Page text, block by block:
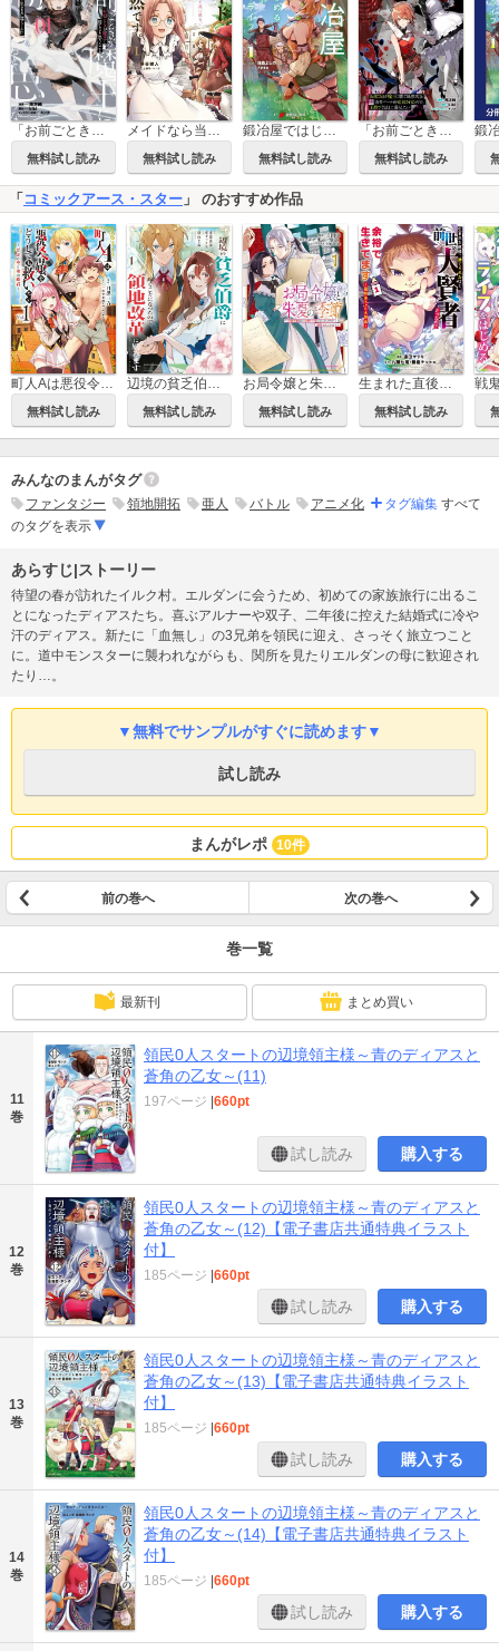
「お前ごときが魔王に勝てると思うな」と勇者パーティを追放されたので、王都で気ままに暮らしたい THE COMIC
無料試し読み
メイドなら当然です。 ～万能メイド、濡れ衣かぶって旅に出る。～
無料試し読み
鍛冶屋ではじめる異世界スローライフ
無料試し読み
「お前ごときが魔王に勝てると思うな」と勇者パーティを追放されたので、王都で気ままに暮らしたい【単話版】
無料試し読み
「 コミックアース・スター 」 のおすすめ作品
町人Aは悪役令嬢をどうしても救いたい ～どぶと空と氷の姫君～
無料試し読み
辺境の貧乏伯爵に嫁ぐことになったので領地改革に励みます ～the letter from Boule～
無料試し読み 無料試し読み
生まれた直後に捨てられたけど、前世が大賢者だったので余裕で生きてます ～最強赤ちゃん大暴走～
無料試し読み
みんなのまんがタグ
ファンタジー 領地開拓 亜人 バトル アニメ化 タグ編集 すべて
のタグを表示
あらすじ|ストーリー
待望の春が訪れたイルク村。エルダンに会うため、初めての家族旅行に出るこ
とになったディアスたち。喜ぶアルナーや双子、二年後に控えた結婚式に冷や
汗のディアス。新たに「血無し」の3兄弟を領民に迎え、さっそく旅立つこと
に。道中モンスターに襲われながらも、関所を見たりエルダンの母に歓迎され
たり…。
▼無料でサンプルがすぐに読めます▼
試し読み
まんがレポ 10件
前の巻へ 次の巻へ
巻一覧
最新刊 まとめ買い
11
巻
領民0人スタートの辺境領主様～青のディアスと
蒼角の乙女～(11)
197ページ 660pt
試し読み 購入する
12
巻
領民0人スタートの辺境領主様～青のディアスと
蒼角の乙女～(12)【電子書店共通特典イラスト
付】
185ページ 660pt
試し読み 購入する
13
巻
領民0人スタートの辺境領主様～青のディアスと
蒼角の乙女～(13)【電子書店共通特典イラスト
付】
185ページ 660pt
試し読み 購入する
14
巻
領民0人スタートの辺境領主様～青のディアスと
蒼角の乙女～(14)【電子書店共通特典イラスト
付】
185ページ 660pt
試し読み 購入する